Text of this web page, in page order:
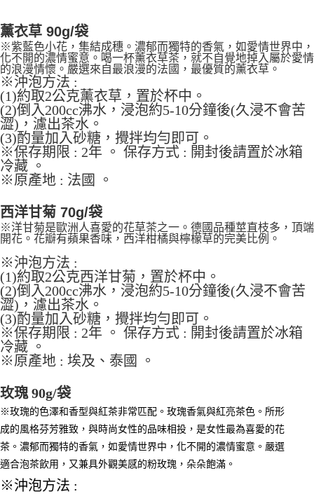
https://aftee.tw/terms/#terms3
３．未成年的使用者請事先徵得法定代理人或監護人之同意方可使用
「AFTEE先享後付」，若未經同意申辦者引起之損失，本公司不負相關責
任。
４．使用「AFTEE先享後付」時，將依據個別帳號之用戶狀況，依本公司即
時審查核予不同之上限額度；若仍有額度不足之情形，本公司將視審查結果
請求用戶進行身份認證。
５．嚴禁一人註冊多個帳號或使用他人資訊註冊。若發現惡意使用之情形，
恩沛科技股份有限公司將有權停止該用戶之使用額度並採取法律行動。
宅配-新竹物流
每筆NT$150，滿NT$2,000(含以上)免運費
離島客戶-中華郵政
每筆NT$120，滿NT$2,000(含以上)免運費
薰衣草 90g/袋
※紫藍色小花，集結成穗。濃郁而獨特的香氣，如愛情世界中，
化不開的濃情蜜意。喝一杯薰衣草茶，就不自覺地掉入屬於愛情
的浪漫情懷。嚴選來自最浪漫的法國，最優質的薰衣草。
※沖泡方法 :
(1)約取2公克薰衣草，置於杯中。
(2)倒入200cc沸水，浸泡約5-10分鐘後(久浸不會苦
澀)，濾出茶水。
(3)酌量加入砂糖，攪拌均勻即可。
※保存期限 : 2年 。 保存方式 : 開封後請置於冰箱
冷藏 。
※原產地 : 法國 。
西洋甘菊 70g/袋
※洋甘菊是歐洲人喜愛的花草茶之一。德國品種莖直枝多，頂端
開花。花瓣有蘋果香味，西洋柑橘與檸檬草的完美比例。
※沖泡方法 :
(1)約取2公克西洋甘菊，置於杯中。
(2)倒入200cc沸水，浸泡約5-10分鐘後(久浸不會苦
澀)，濾出茶水。
(3)酌量加入砂糖，攪拌均勻即可。
※保存期限 : 2年 。 保存方式 : 開封後請置於冰箱
冷藏 。
※原產地 : 埃及、泰國 。
玫瑰 90g/袋
※玫瑰的色澤和香型與紅茶非常匹配。玫瑰香氣與紅亮茶色。所形
成的風格芬芳雅致，與時尚女性的品味相投，是女性最為喜愛的花
茶。濃郁而獨特的香氣，如愛情世界中，化不開的濃情蜜意。嚴選
適合泡茶飲用，又兼具外觀美感的粉玫瑰，朵朵飽滿。
※沖泡方法 :